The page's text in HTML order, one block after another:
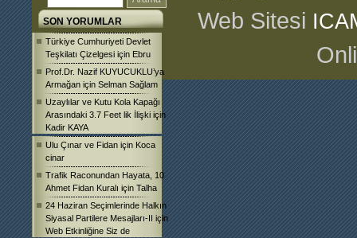
SON YORUMLAR
Türkiye Cumhuriyeti Devlet
Teşkilatı Çizelgesi için Ebru
Prof.Dr. Nazif KUYUCUKLU’ya
Armağan için Selman Sağlam
Uzaylılar ve Kutu Kola Kapağı
Arasındaki 3.7 Feet lik İlişki için
Kadir KAYA
Ulu Çınar ve Fidan için Koca
cinar
Trafik Raconundan Hayata, 10
Ahmet Fidan Kuralı için Talha
24 Haziran Seçimlerinde Halkın
Siyasal Partilere Mesajları-II için
Web Etkinliğine Siz de
Web Sitesi